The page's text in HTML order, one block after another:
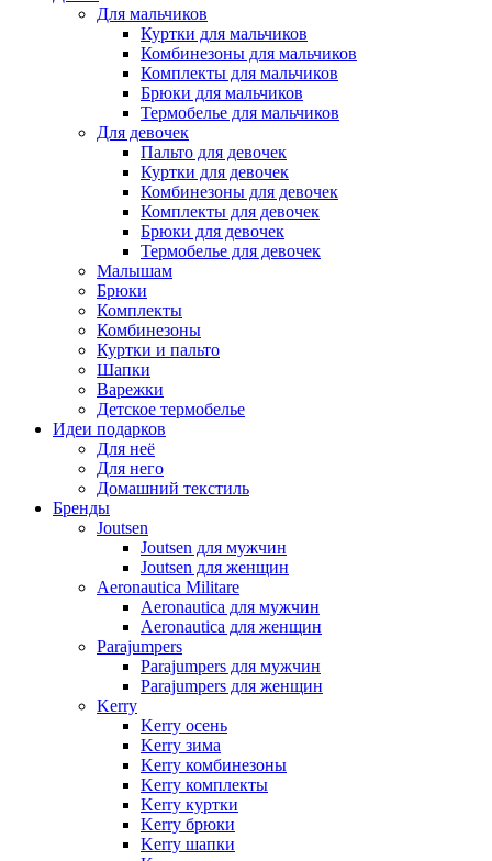
Для мальчиков
Куртки для мальчиков
Комбинезоны для мальчиков
Комплекты для мальчиков
Брюки для мальчиков
Термобелье для мальчиков
Для девочек
Пальто для девочек
Куртки для девочек
Комбинезоны для девочек
Комплекты для девочек
Брюки для девочек
Термобелье для девочек
Малышам
Брюки
Комплекты
Комбинезоны
Куртки и пальто
Шапки
Варежки
Детское термобелье
Идеи подарков
Для неё
Для него
Домашний текстиль
Бренды
Joutsen
Joutsen для мужчин
Joutsen для женщин
Aeronautica Militare
Aeronautica для мужчин
Aeronautica для женщин
Parajumpers
Parajumpers для мужчин
Parajumpers для женщин
Kerry
Kerry осень
Kerry зима
Kerry комбинезоны
Kerry комплекты
Kerry куртки
Kerry брюки
Kerry шапки